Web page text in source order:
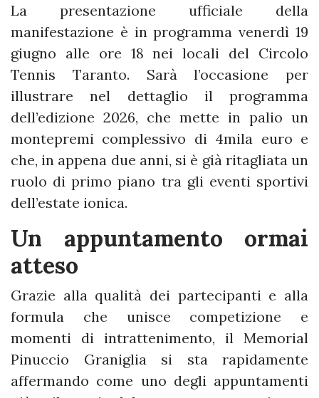
La presentazione ufficiale della
manifestazione è in programma venerdì 19
giugno alle ore 18 nei locali del Circolo
Tennis Taranto. Sarà l’occasione per
illustrare nel dettaglio il programma
dell’edizione 2026, che mette in palio un
montepremi complessivo di 4mila euro e
che, in appena due anni, si è già ritagliata un
ruolo di primo piano tra gli eventi sportivi
dell’estate ionica.
Un appuntamento ormai
atteso
Grazie alla qualità dei partecipanti e alla
formula che unisce competizione e
momenti di intrattenimento, il Memorial
Pinuccio Graniglia si sta rapidamente
affermando come uno degli appuntamenti